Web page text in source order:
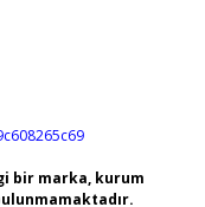
bir marka, kurum